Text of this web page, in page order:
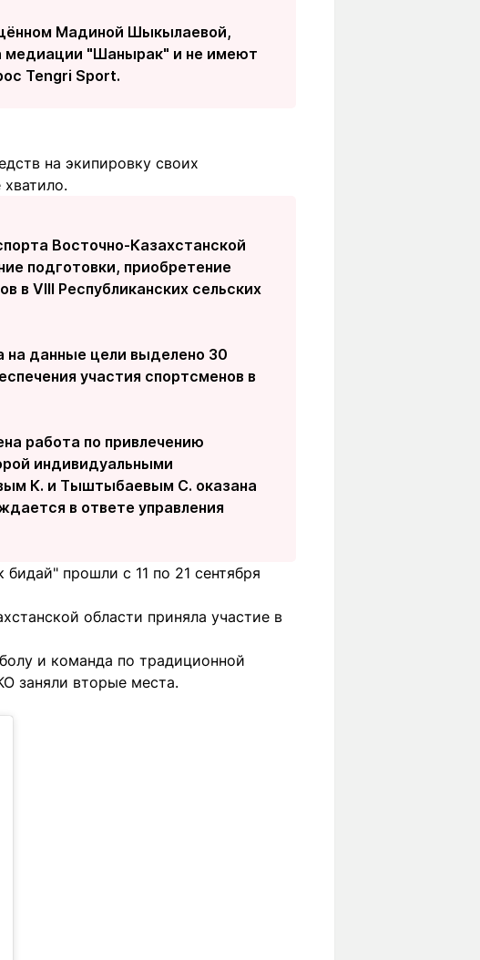
Мадиной Шыкылаевой,
медиации "Шанырак" и не имеют
Tengri Sport.
на экипировку своих
Восточно-Казахстанской
подготовки, приобретение
в VIII Республиканских сельских
на данные цели выделено 30
участия спортсменов в
работа по привлечению
индивидуальными
К. и Тыштыбаевым С. оказана
в ответе управления
прошли с 11 по 21 сентября
области приняла участие в
и команда по традиционной
заняли вторые места.